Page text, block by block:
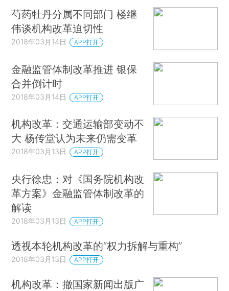
芍药牡丹分属不同部门 楼继
伟谈机构改革迫切性
2018年03月14日 APP打开
金融监管体制改革推进 银保
合并倒计时
2018年03月14日 APP打开
机构改革：交通运输部变动不
大 杨传堂认为未来仍需变革
2018年03月13日 APP打开
央行徐忠：对《国务院机构改
革方案》金融监管体制改革的
解读
2018年03月13日 APP打开
透视本轮机构改革的“权力拆解与重构”
2018年03月13日 APP打开
机构改革：撤国家新闻出版广